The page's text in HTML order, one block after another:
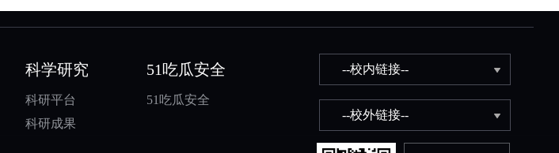
科学研究
科研平台
科研成果
51吃瓜安全
51吃瓜安全